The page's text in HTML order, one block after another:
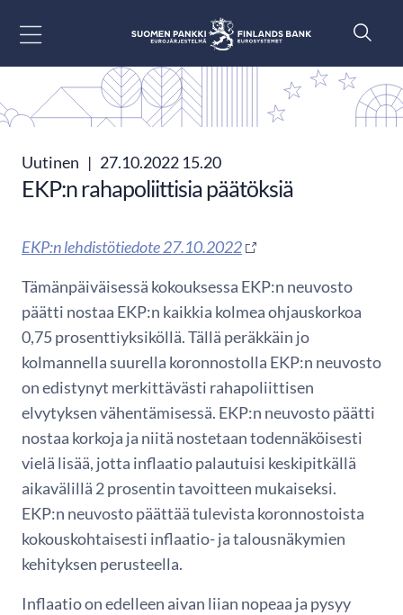
Uutinen | 27.10.2022 15.20
EKP:n rahapoliittisia päätöksiä
EKP:n lehdistötiedote 27.10.2022
Tämänpäiväisessä kokouksessa EKP:n neuvosto
päätti nostaa EKP:n kaikkia kolmea ohjauskorkoa
0,75 prosenttiyksiköllä. Tällä peräkkäin jo
kolmannella suurella koronnostolla EKP:n neuvosto
on edistynyt merkittävästi rahapoliittisen
elvytyksen vähentämisessä. EKP:n neuvosto päätti
nostaa korkoja ja niitä nostetaan todennäköisesti
vielä lisää, jotta inflaatio palautuisi keskipitkällä
aikavälillä 2 prosentin tavoitteen mukaiseksi.
EKP:n neuvosto päättää tulevista koronnostoista
kokouskohtaisesti inflaatio- ja talousnäkymien
kehityksen perusteella.
Inflaatio on edelleen aivan liian nopeaa ja pysyy